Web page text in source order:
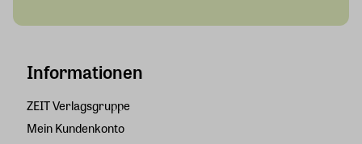
Informationen
ZEIT Verlagsgruppe
Mein Kundenkonto